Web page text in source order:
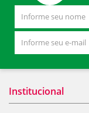
Institucional